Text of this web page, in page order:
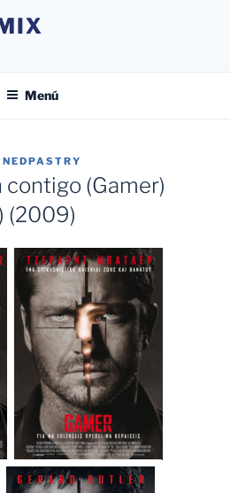
Menú
contigo (Gamer)
(2009)